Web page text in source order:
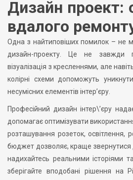
Дизайн проект:
вдалого
Одна з найтиповіших помилок – не
дизайн-проекту. Це не завжди
візуалізація з кресленнями, але
колірні схеми допоможуть
несумісних елементів інтер’єру.
Професійний дизайн інтер\’єру
допомагає оптимізувати
розташування розеток, освітлення,
бюджет дозволяє, краще звернутися
надихайтесь реальними історіями
зберігайте вподобані рішення на